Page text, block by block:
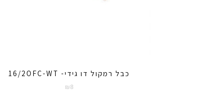
כבל רמקול דו גידי- 16/2OFC-WT
₪ 8